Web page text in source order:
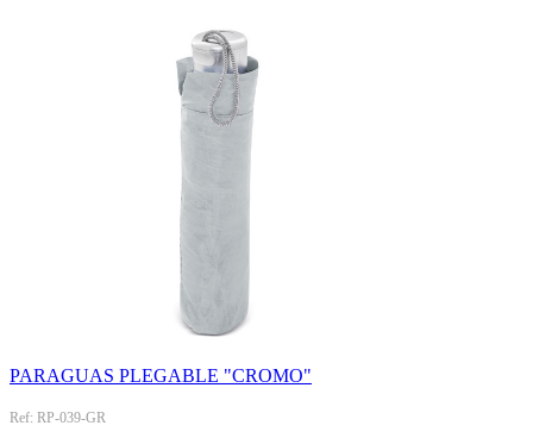
PARAGUAS PLEGABLE "CROMO"
Ref: RP-039-GR